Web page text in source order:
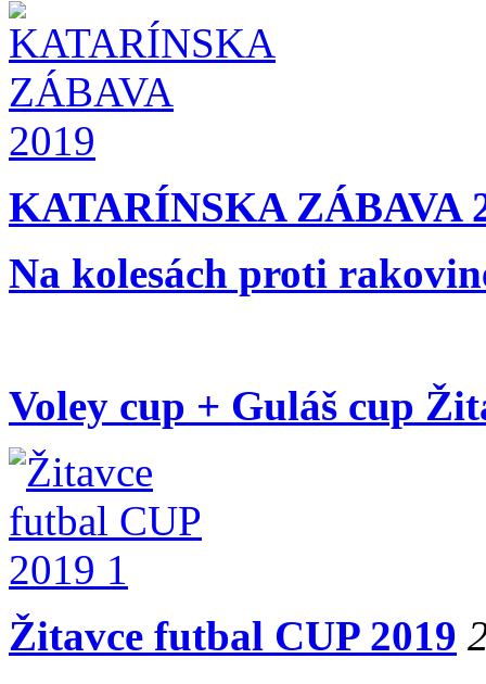
KATARÍNSKA ZÁBAVA
Na kolesách proti
Voley cup + Guláš cup
Žitavce futbal CUP 2019